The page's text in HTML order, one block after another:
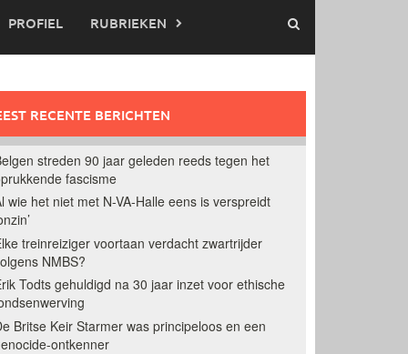
PROFIEL RUBRIEKEN
RECENTE BERICHTEN
streden 90 jaar geleden reeds tegen het
fascisme
wie het niet met N-VA-Halle eens is verspreidt
treinreiziger voortaan verdacht zwartrijder
NMBS?
Todts gehuldigd na 30 jaar inzet voor ethische
Britse Keir Starmer was principeloos en een
ontkenner